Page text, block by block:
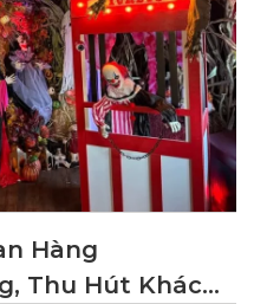
Hàng
Thu Hút Khách